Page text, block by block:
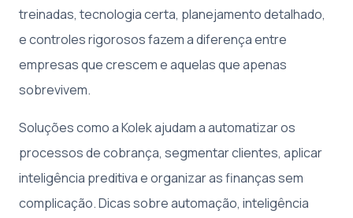
treinadas, tecnologia certa, planejamento detalhado,
e controles rigorosos fazem a diferença entre
empresas que crescem e aquelas que apenas
sobrevivem.
Soluções como a Kolek ajudam a automatizar os
processos de cobrança, segmentar clientes, aplicar
inteligência preditiva e organizar as finanças sem
complicação. Dicas sobre automação, inteligência